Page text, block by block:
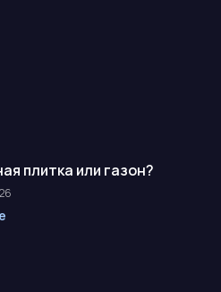
плитка или газон?